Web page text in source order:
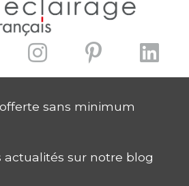
sans minimum
actualités sur notre blog